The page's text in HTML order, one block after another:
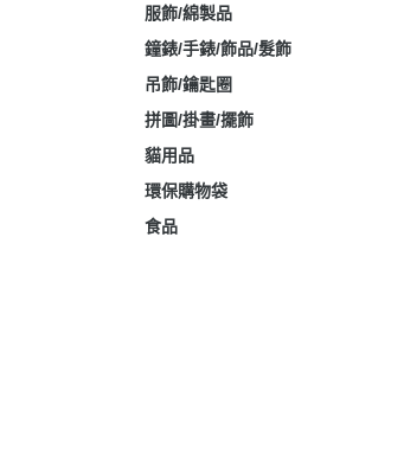
服飾/綿製品
鐘錶/手錶/飾品/髮飾
吊飾/鑰匙圈
拼圖/掛畫/擺飾
貓用品
環保購物袋
食品